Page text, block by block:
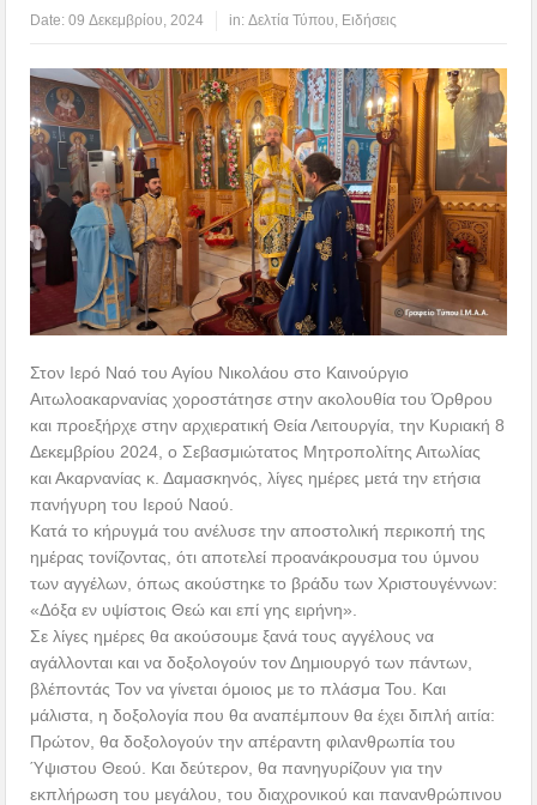
Date:09 Δεκεμβρίου, 2024 in:Δελτία Τύπου Ειδήσεις
Στον Ιερό Ναό του Αγίου Νικολάου στο Καινούργιο
Αιτωλοακαρνανίας χοροστάτησε στην ακολουθία του Όρθρου
και προεξήρχε στην αρχιερατική Θεία Λειτουργία, την Κυριακή 8
Δεκεμβρίου 2024, ο Σεβασμιώτατος Μητροπολίτης Αιτωλίας
και Ακαρνανίας κ. Δαμασκηνός, λίγες ημέρες μετά την ετήσια
πανήγυρη του Ιερού Ναού.
Κατά το κήρυγμά του ανέλυσε την αποστολική περικοπή της
ημέρας τονίζοντας, ότι αποτελεί προανάκρουσμα του ύμνου
των αγγέλων, όπως ακούστηκε το βράδυ των Χριστουγέννων:
«Δόξα εν υψίστοις Θεώ και επί γης ειρήνη».
Σε λίγες ημέρες θα ακούσουμε ξανά τους αγγέλους να
αγάλλονται και να δοξολογούν τον Δημιουργό των πάντων,
βλέποντάς Τον να γίνεται όμοιος με το πλάσμα Του. Και
μάλιστα, η δοξολογία που θα αναπέμπουν θα έχει διπλή αιτία:
Πρώτον, θα δοξολογούν την απέραντη φιλανθρωπία του
Ύψιστου Θεού. Και δεύτερον, θα πανηγυρίζουν για την
εκπλήρωση του μεγάλου, του διαχρονικού και πανανθρώπινου